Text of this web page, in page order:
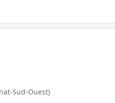
Sud-Ouest)